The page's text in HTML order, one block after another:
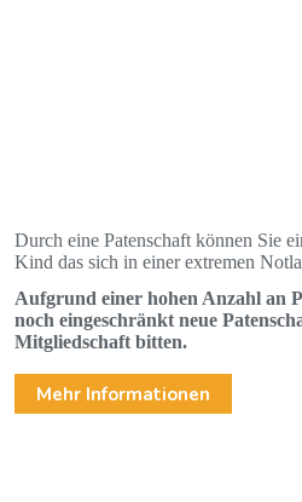
Durch eine Patenschaft können Sie
Kind das sich in einer extremen
Aufgrund einer hohen Anzahl an
noch eingeschränkt neue
Mitgliedschaft bitten.
Mehr Informationen